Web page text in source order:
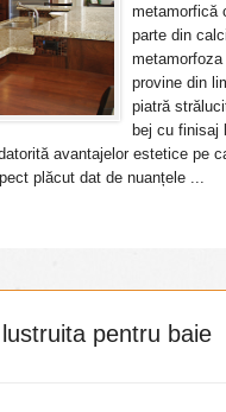
metamorfică
parte din
provine din
piatră
bej cu finisaj
avantajelor estetice pe
plăcut dat de nuanțele ...
pentru baie